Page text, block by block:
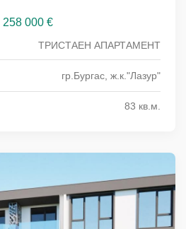
258 000 €
ТРИСТАЕН АПАРТАМЕНТ
гр.Бургас, ж.к."Лазур"
83 кв.м.